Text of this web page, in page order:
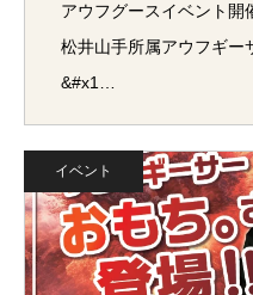
アウフグースイベント開
松井山手所属アウフギー
&#x1…
イベント